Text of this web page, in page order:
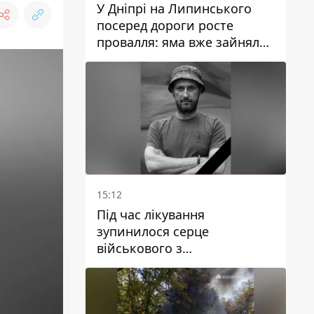
У Дніпрі на Липинського
посеред дороги росте
провалля: яма вже зайняла
смугу руху
15:12
Під час лікування
зупинилося серце
військового з
Дніпропетровської області
Ростислава Лупашка